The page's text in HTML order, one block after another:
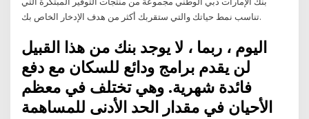
تناسب نمط حياتك والتي ستقربك أكثر من هدف الإدخار الخاص بك.
اليوم ، ربما ، لا يوجد بنك من هذا القبيل
لن يقدم برامج ودائع للسكان مع دفع
فائدة شهرية. وهي تختلف في معظم
الأحيان في مقدار الحد الأدنى للمساهمة